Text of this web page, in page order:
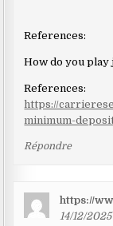
les
References:
How do you play
References:
https://
minimum-
Répondre
https://
14/12/